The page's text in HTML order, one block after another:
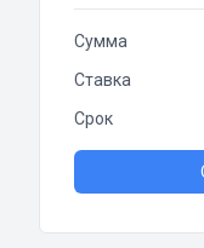
Сумма
Ставка
Срок